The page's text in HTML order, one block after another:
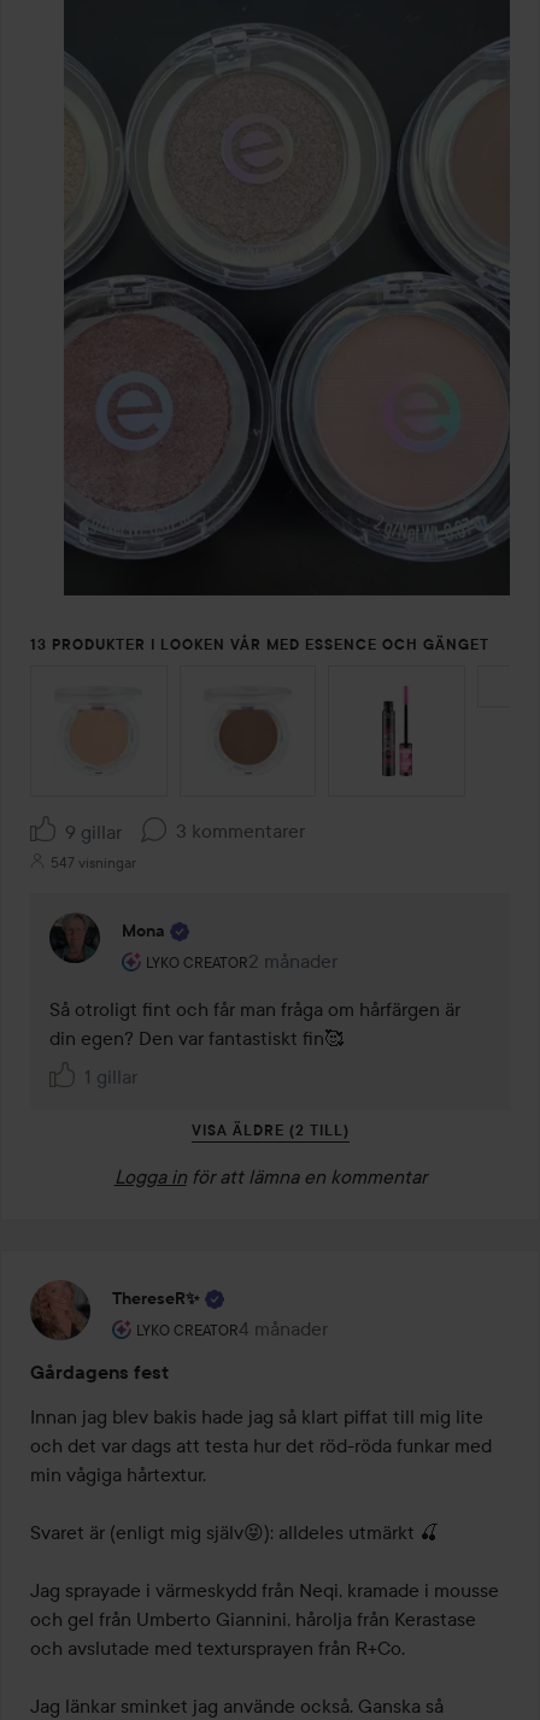
13 PRODUKTER I LOOKEN VÅR MED ESSENCE OCH GÄNGET
9 gillar 3 kommentarer
547 visningar
Mona
LYKO CREATOR
Användarens roll: Lyko Creator.
2 månader
Kommentaren lades 2 månader
Så otroligt fint och får man fråga om hårfärgen är
din egen? Den var fantastiskt fin🥰
1 gillar
VISA ÄLDRE (2 TILL)
Logga in för att lämna en kommentar
ThereseR✨
LYKO CREATOR
Användarens roll: Lyko Creator.
4 månader
Inlägget skapades 4 månader
Gårdagens fest
Innan jag blev bakis hade jag så klart piffat till mig lite
och det var dags att testa hur det röd-röda funkar med
min vågiga hårtextur.
Svaret är (enligt mig själv😝): alldeles utmärkt 🍒
Jag sprayade i värmeskydd från Neqi, kramade i mousse
och gel från Umberto Giannini, hårolja från Kerastase
och avslutade med textursprayen från R+Co.
Jag länkar sminket jag använde också. Ganska så